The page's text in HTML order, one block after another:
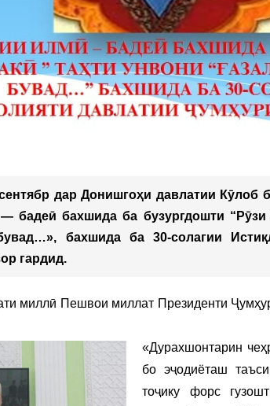
дар Донишгоҳи давлатии Кӯлоб
бадеӣ бахшида ба бузургдошти “Рӯзи
бахшида ба 30-солагии
гардид.
миллӣ Пешвои миллат Президенти
«Дурахшонтарин
бо эҷодиёташ
тоҷику форс